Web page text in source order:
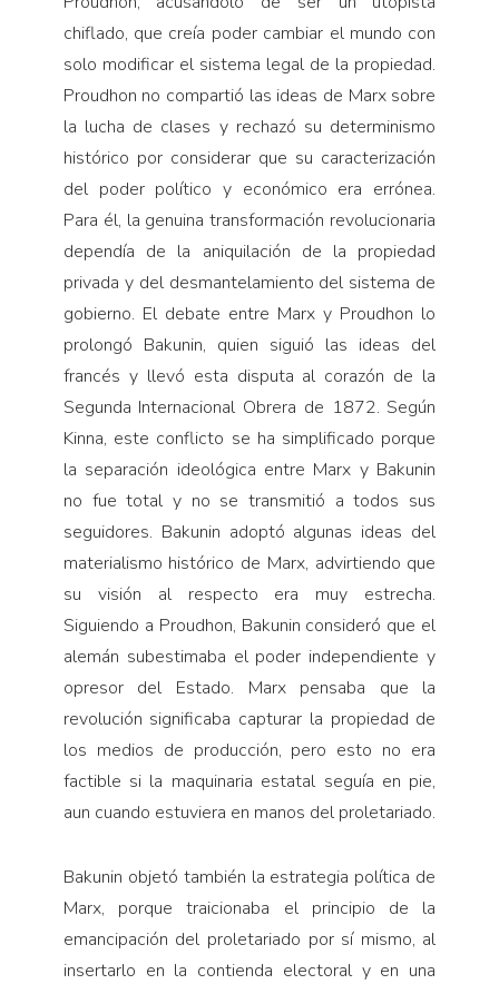
chiflado, que creía poder cambiar el mundo con
solo modificar el sistema legal de la propiedad.
Proudhon no compartió las ideas de Marx sobre
la lucha de clases y rechazó su determinismo
histórico por considerar que su caracterización
del poder político y económico era errónea.
Para él, la genuina transformación revolucionaria
dependía de la aniquilación de la propiedad
privada y del desmantelamiento del sistema de
gobierno. El debate entre Marx y Proudhon lo
prolongó Bakunin, quien siguió las ideas del
francés y llevó esta disputa al corazón de la
Segunda Internacional Obrera de 1872. Según
Kinna, este conflicto se ha simplificado porque
la separación ideológica entre Marx y Bakunin
no fue total y no se transmitió a todos sus
seguidores. Bakunin adoptó algunas ideas del
materialismo histórico de Marx, advirtiendo que
su visión al respecto era muy estrecha.
Siguiendo a Proudhon, Bakunin consideró que el
alemán subestimaba el poder independiente y
opresor del Estado. Marx pensaba que la
revolución significaba capturar la propiedad de
los medios de producción, pero esto no era
factible si la maquinaria estatal seguía en pie,
aun cuando estuviera en manos del proletariado.
Bakunin objetó también la estrategia política de
Marx, porque traicionaba el principio de la
emancipación del proletariado por sí mismo, al
insertarlo en la contienda electoral y en una